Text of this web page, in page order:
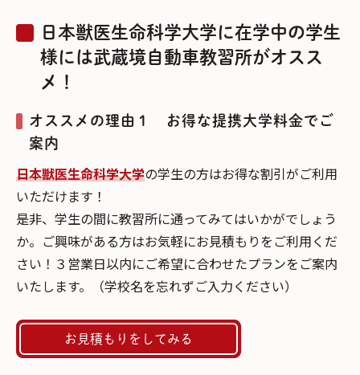
日本獣医生命科学大学に在学中の学生
様には武蔵境自動車教習所がオスス
メ！
オススメの理由１ お得な提携大学料金でご
案内
日本獣医生命科学大学の学生の方はお得な割引がご利用
いただけます！
是非、学生の間に教習所に通ってみてはいかがでしょう
か。ご興味がある方はお気軽にお見積もりをご利用くだ
さい！３営業日以内にご希望に合わせたプランをご案内
いたします。（学校名を忘れずご入力ください）
お見積もりをしてみる